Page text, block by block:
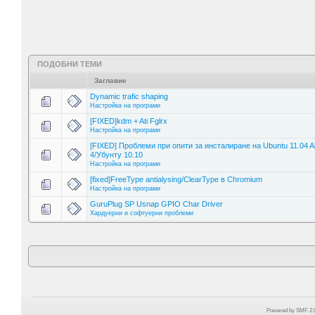
ПОДОБНИ ТЕМИ
Заглавие
Dynamic trafic shaping
Настройка на програми
[FIXED]kdm + Ati Fglrx
Настройка на програми
[FIXED] Проблеми при опити за инсталиране на Ubuntu 11.04
4/Убунту 10.10
Настройка на програми
[fixed]FreeType antialysing/ClearType в Chromium
Настройка на програми
GuruPlug SP Usnap GPIO Char Driver
Хардуерни и софтуерни проблеми
Powered by SMF